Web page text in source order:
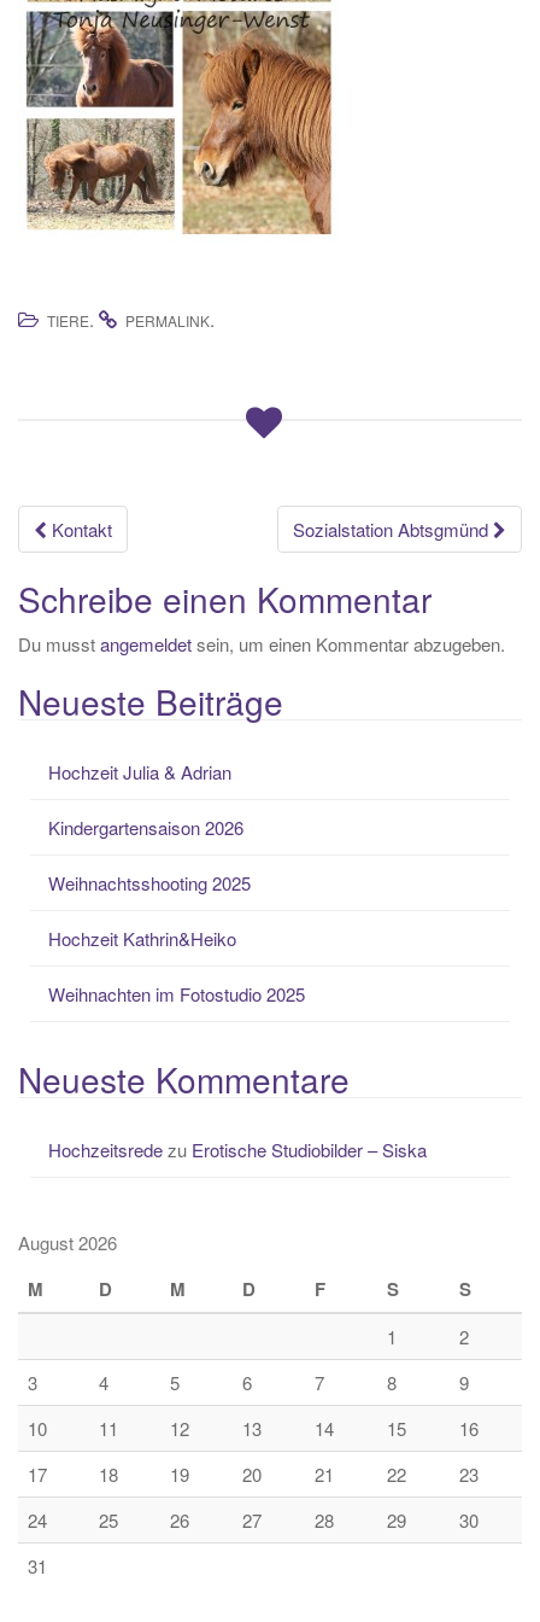
TIERE. PERMALINK.
Beitrags-
Navigation
Kontakt Sozialstation Abtsgmünd
Schreibe einen Kommentar
Du musstangemeldetsein, um einen Kommentar abzugeben.
Neueste Beiträge
Hochzeit Julia & Adrian
Kindergartensaison 2026
Weihnachtsshooting 2025
Hochzeit Kathrin&Heiko
Weihnachten im Fotostudio 2025
Neueste Kommentare
Hochzeitsredezu Erotische Studiobilder – Siska
August 2026
M D M D F S S
1
2
3
4 5 6 7 8
9
10
11 12 13 14 15
16
17
18 19 20 21 22
23
24
25 26 27 28 29
30
31